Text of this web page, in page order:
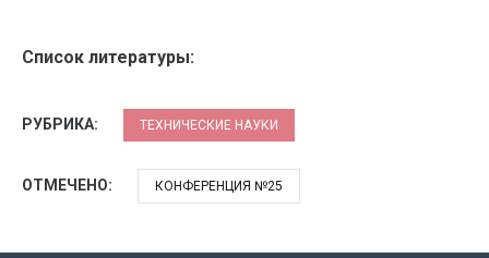
Список литературы:
РУБРИКА: ТЕХНИЧЕСКИЕ НАУКИ
ОТМЕЧЕНО: КОНФЕРЕНЦИЯ №25